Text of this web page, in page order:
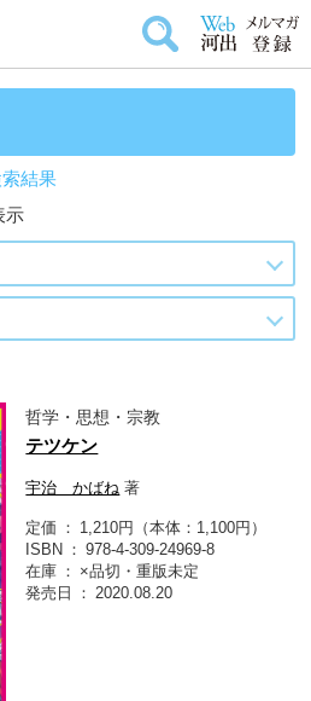
結果
示
哲学・思想・宗教
テツケン
宇治 かばね 著
定価
1,210円（本体：1,100円）
ISBN
978-4-309-24969-8
在庫
×品切・重版未定
発売日
2020.08.20